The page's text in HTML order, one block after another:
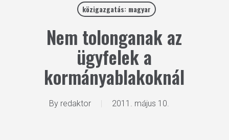
közigazgatás: magyar
Nem tolonganak az
ügyfelek a
kormányablakoknál
By redaktor 2011. május 10.